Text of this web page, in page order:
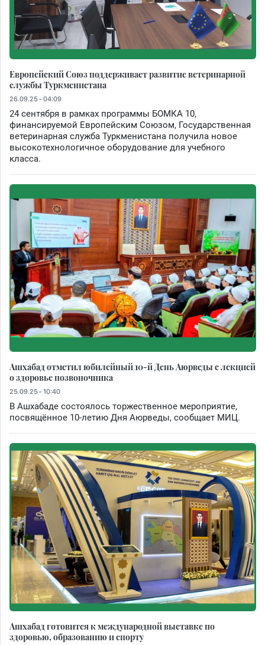
Европейский Союз поддерживает развитие ветеринарной
службы Туркменистана
26.09.25 - 04:09
24 сентября в рамках программы БОМКА 10,
финансируемой Европейским Союзом, Государственная
ветеринарная служба Туркменистана получила новое
высокотехнологичное оборудование для учебного
класса.
Ашхабад отметил юбилейный 10-й День Аюрведы с лекцией
о здоровье позвоночника
25.09.25 - 10:40
В Ашхабаде состоялось торжественное мероприятие,
посвящённое 10-летию Дня Аюрведы, сообщает МИЦ.
Ашхабад готовится к международной выставке по
здоровью, образованию и спорту